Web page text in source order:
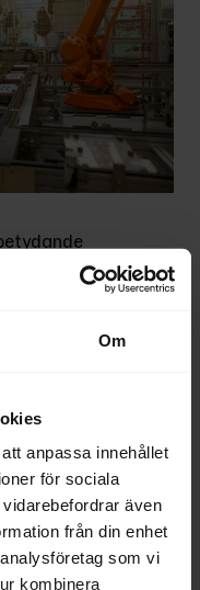
Om
anpassa innehållet
för sociala
även
från din enhet
som vi
kombinera
än
kommer